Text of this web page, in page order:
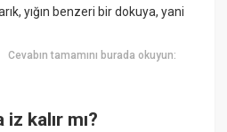
yığın benzeri bir dokuya, yani
Cevabın tamamını burada okuyun:
kalır mı?